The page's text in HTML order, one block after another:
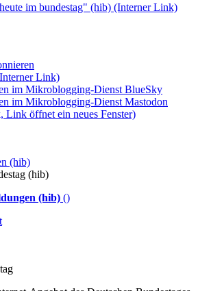
im bundestag" (hib) (Interner Link)
Link)
im Mikroblogging-Dienst BlueSky
im Mikroblogging-Dienst Mastodon
Link öffnet ein neues Fenster)
(hib)
(hib)
(hib) ()